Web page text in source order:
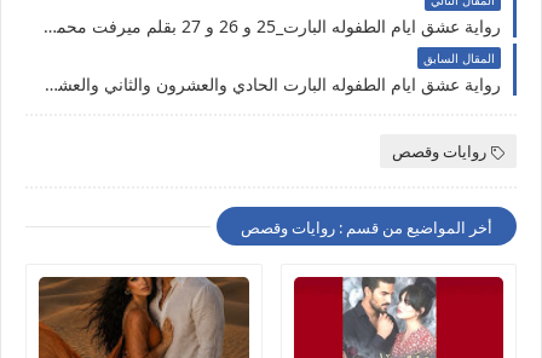
رواية عشق ايام الطفوله البارت_25 و 26 و 27 بقلم ميرفت محمد حصريه وجديده على مدونة النجم المتوهج
المقال السابق
رواية عشق ايام الطفوله البارت الحادي والعشرون والثاني والعشرون 21ــ22 بقلم ميرفت محمد حصريه وجديده على مدونة النجم المتوهج
روايات وقصص
أخر المواضيع من قسم : روايات وقصص